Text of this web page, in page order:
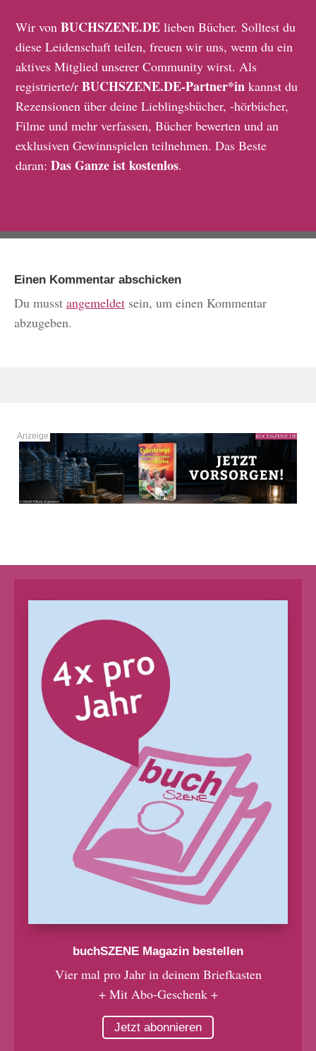
Wir vonBUCHSZENE.DE lieben Bücher. Solltest du
diese Leidenschaft teilen, freuen wir uns, wenn du ein
aktives Mitglied unserer Community wirst. Als
registrierte/rBUCHSZENE.DE-Partner*in kannst du
Rezensionen über deine Lieblingsbücher, -hörbücher,
Filme und mehr verfassen, Bücher bewerten und an
exklusiven Gewinnspielen teilnehmen. Das Beste
daran:Das Ganze ist kostenlos.
Einen Kommentar abschicken
Du musst angemeldet sein, um einen Kommentar
abzugeben.
buchSZENE Magazin bestellen
Vier mal pro Jahr in deinem Briefkasten
+ Mit Abo-Geschenk +
Jetzt abonnieren